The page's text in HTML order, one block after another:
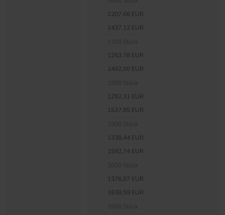
1207,66 EUR
1437,12 EUR
1253,78 EUR
1492,00 EUR
1292,31 EUR
1537,85 EUR
1338,44 EUR
1592,74 EUR
1376,97 EUR
1638,59 EUR